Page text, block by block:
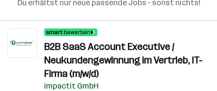
Du erhältst nur neue passende Jobs – sonst nichts!
B2B SaaS Account Executive /
Neukundengewinnung im Vertrieb, IT-
Firma (m/w/d)
impactit GmbH